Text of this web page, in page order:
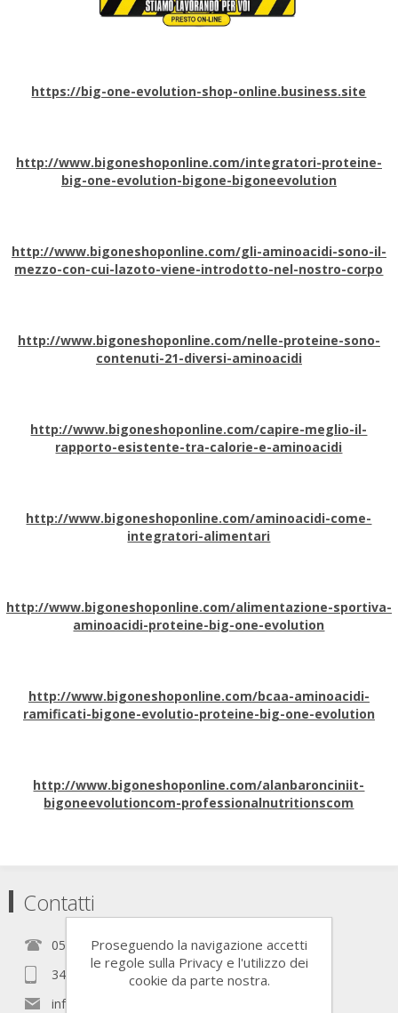
https://big-one-evolution-shop-online.business.site
http://www.bigoneshoponline.com/integratori-proteine-
big-one-evolution-bigone-bigoneevolution
http://www.bigoneshoponline.com/gli-aminoacidi-sono-il-
mezzo-con-cui-lazoto-viene-introdotto-nel-nostro-corpo
http://www.bigoneshoponline.com/nelle-proteine-sono-
contenuti-21-diversi-aminoacidi
http://www.bigoneshoponline.com/capire-meglio-il-
rapporto-esistente-tra-calorie-e-aminoacidi
http://www.bigoneshoponline.com/aminoacidi-come-
integratori-alimentari
http://www.bigoneshoponline.com/alimentazione-sportiva-
aminoacidi-proteine-big-one-evolution
http://www.bigoneshoponline.com/bcaa-aminoacidi-
ramificati-bigone-evolutio-proteine-big-one-evolution
http://www.bigoneshoponline.com/alanbaronciniit-
bigoneevolutioncom-professionalnutritionscom
Contatti
0547.402584
348.7622836
info@bigoneshoponline.com
Proseguendo la navigazione accetti
le regole sulla Privacy e l'utilizzo dei
cookie da parte nostra.